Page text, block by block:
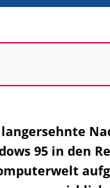
langersehnte
95 in den